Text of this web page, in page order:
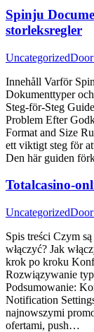
Spinju
storleksregler
UncategorizedDoor
Innehåll Varför
Dokumenttyper
Steg-för-Steg
Problem Efter
Format and Size
ett viktigt steg för
Den här guiden
Totalcasino-
UncategorizedDoor
Spis treści Czym
włączyć? Jak
krok po kroku
Rozwiązywanie
Podsumowanie:
Notification
najnowszymi
ofertami, push…